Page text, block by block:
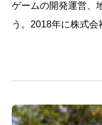
ゲームの開発運営、
う。2018年に株式会